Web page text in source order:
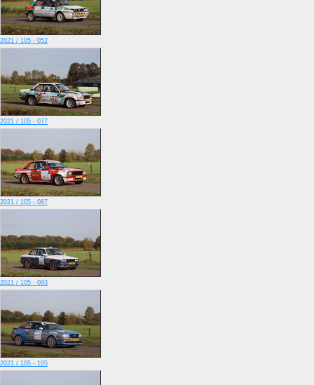
2021 / 105 - 052
2021 / 105 - 077
2021 / 105 - 087
2021 / 105 - 093
2021 / 105 - 105